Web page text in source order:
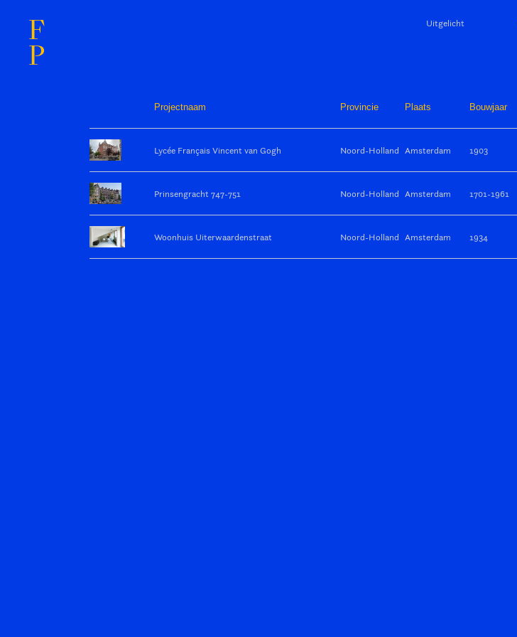
F
P
Uitgelicht
Projectnaam Provincie Plaats Bouwjaar
Lycée Français Vincent van Gogh Noord-Holland Amsterdam 1903
Prinsengracht 747-751 Noord-Holland Amsterdam 1701-1961
Woonhuis Uiterwaardenstraat Noord-Holland Amsterdam 1934